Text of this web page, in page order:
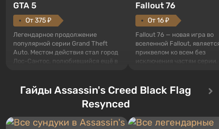
GTA 5
От 375 ₽
Легендарное продолжение
популярной серии Grand Theft
Auto. Местом действия стал город
Лос-Сантос, полюбившийся ещё в
сразу трех персонажей: Майкла,
Тревора и Франклина, между
Жанр и...
Fallout 76
От 16 ₽
Fallout 76 — новая игра во
вселенной Fallout,
приквелом ко всем без
исключения частям серии.
Оно же, по задумке
Vault-Tec, должно
Место действия Fallout...
Гайды Assassin's Creed Black Flag
Resynced